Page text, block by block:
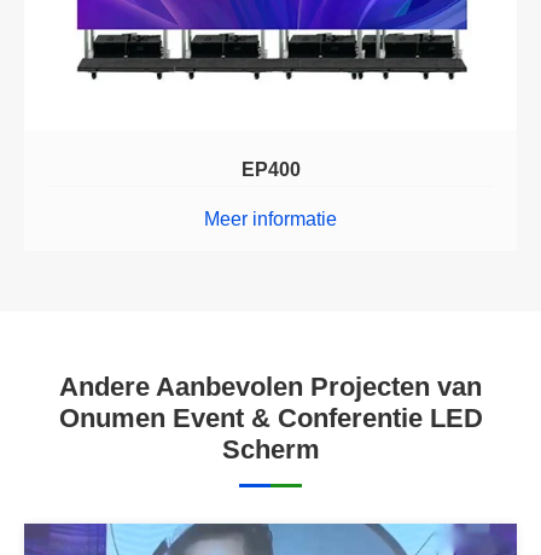
EP400
Meer informatie
Andere Aanbevolen Projecten van
Onumen Event & Conferentie LED
Scherm